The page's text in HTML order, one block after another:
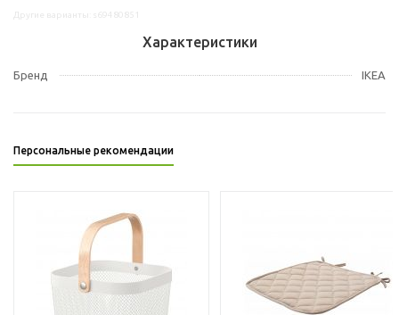
Характеристики
Бренд IKEA
Персональные рекомендации